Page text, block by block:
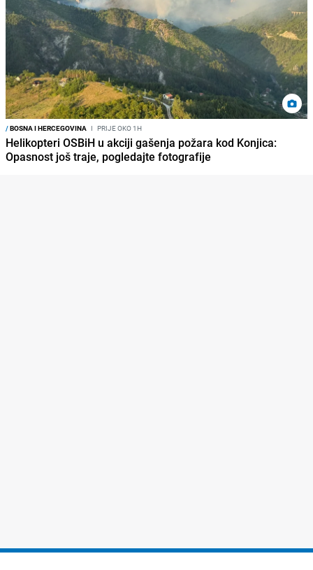
/BOSNA I HERCEGOVINA I PRIJE OKO 1H
Helikopteri OSBiH u akciji gašenja požara kod Konjica:
Opasnost još traje, pogledajte fotografije